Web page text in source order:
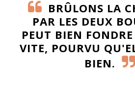
BRÛLONS LA
PAR LES DEUX
PEUT BIEN
VITE, POURVU
BIEN.